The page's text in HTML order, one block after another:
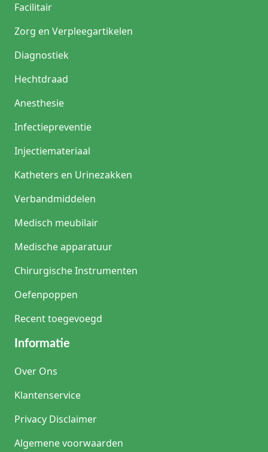
Facilitair
Zorg en Verpleegartikelen
Diagnostiek
Hechtdraad
Anesthesie
Infectiepreventie
Injectiemateriaal
Katheters en Urinezakken
Verbandmiddelen
Medisch meubilair
Medische apparatuur
Chirurgische Instrumenten
Oefenpoppen
Recent toegevoegd
Informatie
Over Ons
Klantenservice
Privacy Disclaimer
Algemene voorwaarden